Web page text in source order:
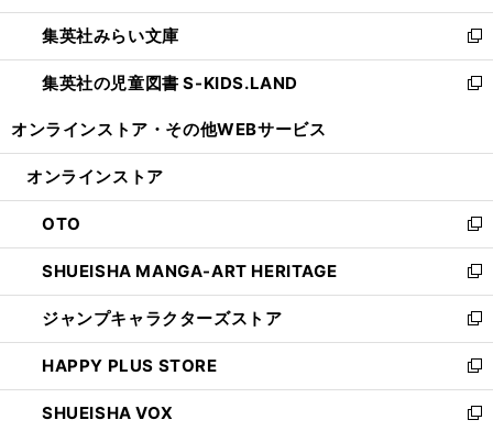
開
く
ウ
で
開
く
ン
ド
ウ
で
ウ
ィ
ン
ド
開
集英社みらい文庫
新
し
い
ン
ウ
で
開
く
集英社の児童図書 S-KIDS.LAND
新
ウ
ン
ド
ウ
で
開
く
オンラインストア・ その他WEBサービス
オンラインストア
OTO
新
し
い
ウ
ィ
ン
ド
ウ
で
SHUEISHA MANGA-ART HERITAGE
新
し
い
ウ
ィ
ン
ド
ジャンプキャラクターズストア
新
し
い
ウ
ィ
HAPPY PLUS STORE
新
し
い
SHUEISHA VOX
新